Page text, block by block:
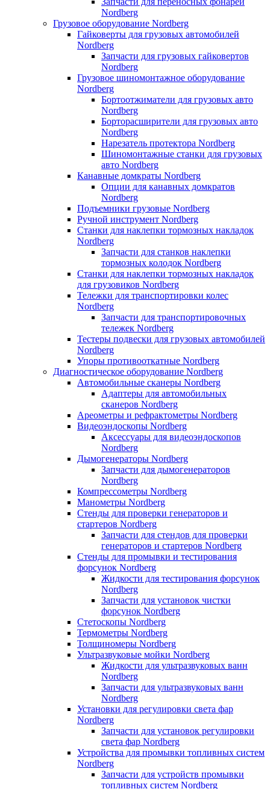
Nordberg
Грузовое оборудование Nordberg
Гайковерты для грузовых автомобилей
Nordberg
Запчасти для грузовых гайковертов
Nordberg
Грузовое шиномонтажное оборудование
Nordberg
Бортоотжиматели для грузовых авто
Nordberg
Борторасширители для грузовых авто
Nordberg
Нарезатель протектора Nordberg
Шиномонтажные станки для грузовых
авто Nordberg
Канавные домкраты Nordberg
Опции для канавных домкратов
Nordberg
Подъемники грузовые Nordberg
Ручной инструмент Nordberg
Станки для наклепки тормозных накладок
Nordberg
Запчасти для станков наклепки
тормозных колодок Nordberg
Станки для наклепки тормозных накладок
для грузовиков Nordberg
Тележки для транспортировки колес
Nordberg
Запчасти для транспортировочных
тележек Nordberg
Тестеры подвески для грузовых автомобилей
Nordberg
Упоры противооткатные Nordberg
Диагностическое оборудование Nordberg
Автомобильные сканеры Nordberg
Адаптеры для автомобильных
сканеров Nordberg
Ареометры и рефрактометры Nordberg
Видеоэндоскопы Nordberg
Аксессуары для видеоэндоскопов
Nordberg
Дымогенераторы Nordberg
Запчасти для дымогенераторов
Nordberg
Компрессометры Nordberg
Манометры Nordberg
Стенды для проверки генераторов и
стартеров Nordberg
Запчасти для стендов для проверки
генераторов и стартеров Nordberg
Стенды для промывки и тестирования
форсунок Nordberg
Жидкости для тестирования форсунок
Nordberg
Запчасти для установок чистки
форсунок Nordberg
Стетоскопы Nordberg
Термометры Nordberg
Толщиномеры Nordberg
Ультразвуковые мойки Nordberg
Жидкости для ультразвуковых ванн
Nordberg
Запчасти для ультразвуковых ванн
Nordberg
Установки для регулировки света фар
Nordberg
Запчасти для установок регулировки
света фар Nordberg
Устройства для промывки топливных систем
Nordberg
Запчасти для устройств промывки
топливных систем Nordberg